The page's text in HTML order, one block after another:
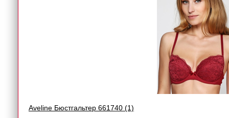
Aveline Бюстгальтер 661740 (1)